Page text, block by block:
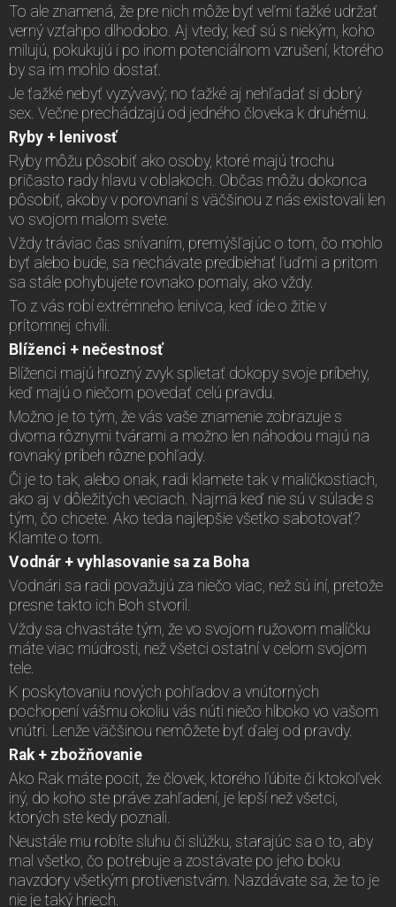
To ale znamená, že pre nich môže byť veľmi ťažké udržať
verný vzťahpo dlhodobo. Aj vtedy, keď sú s niekým, koho
milujú, pokukujú i po inom potenciálnom vzrušení, ktorého
by sa im mohlo dostať.
Je ťažké nebyť vyzývavý; no ťažké aj nehľadať si dobrý
sex. Večne prechádzajú od jedného človeka k druhému.
Ryby + lenivosť
Ryby môžu pôsobiť ako osoby, ktoré majú trochu
pričasto rady hlavu v oblakoch. Občas môžu dokonca
pôsobiť, akoby v porovnaní s väčšinou z nás existovali len
vo svojom malom svete.
Vždy tráviac čas snívaním, premýšľajúc o tom, čo mohlo
byť alebo bude, sa nechávate predbiehať ľuďmi a pritom
sa stále pohybujete rovnako pomaly, ako vždy.
To z vás robí extrémneho lenivca, keď ide o žitie v
prítomnej chvíli.
Blíženci + nečestnosť
Blíženci majú hrozný zvyk splietať dokopy svoje príbehy,
keď majú o niečom povedať celú pravdu.
Možno je to tým, že vás vaše znamenie zobrazuje s
dvoma rôznymi tvárami a možno len náhodou majú na
rovnaký príbeh rôzne pohľady.
Či je to tak, alebo onak, radi klamete tak v maličkostiach,
ako aj v dôležitých veciach. Najmä keď nie sú v súlade s
tým, čo chcete. Ako teda najlepšie všetko sabotovať?
Klamte o tom.
Vodnár + vyhlasovanie sa za Boha
Vodnári sa radi považujú za niečo viac, než sú iní, pretože
presne takto ich Boh stvoril.
Vždy sa chvastáte tým, že vo svojom ružovom malíčku
máte viac múdrosti, než všetci ostatní v celom svojom
tele.
K poskytovaniu nových pohľadov a vnútorných
pochopení vášmu okoliu vás núti niečo hlboko vo vašom
vnútri. Lenže väčšinou nemôžete byť ďalej od pravdy.
Rak + zbožňovanie
Ako Rak máte pocit, že človek, ktorého ľúbite či ktokoľvek
iný, do koho ste práve zahľadení, je lepší než všetci,
ktorých ste kedy poznali.
Neustále mu robíte sluhu či slúžku, starajúc sa o to, aby
mal všetko, čo potrebuje a zostávate po jeho boku
navzdory všetkým protivenstvám. Nazdávate sa, že to je
nie je taký hriech.